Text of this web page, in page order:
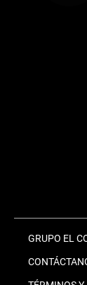
GRUPO EL